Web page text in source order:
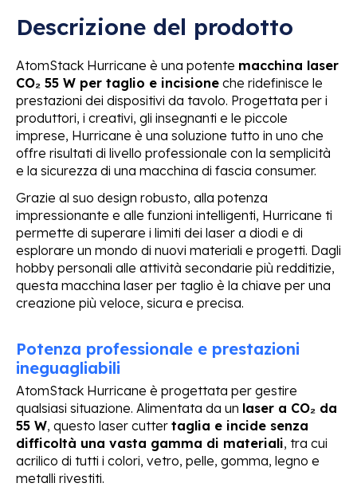
Descrizione del prodotto
AtomStack Hurricane è una potente macchina laser
CO₂ 55 W per taglio e incisione che ridefinisce le
prestazioni dei dispositivi da tavolo. Progettata per i
produttori, i creativi, gli insegnanti e le piccole
imprese, Hurricane è una soluzione tutto in uno che
offre risultati di livello professionale con la semplicità
e la sicurezza di una macchina di fascia consumer.
Grazie al suo design robusto, alla potenza
impressionante e alle funzioni intelligenti, Hurricane ti
permette di superare i limiti dei laser a diodi e di
esplorare un mondo di nuovi materiali e progetti. Dagli
hobby personali alle attività secondarie più redditizie,
questa macchina laser per taglio è la chiave per una
creazione più veloce, sicura e precisa.
Potenza professionale e prestazioni
ineguagliabili
AtomStack Hurricane è progettata per gestire
qualsiasi situazione. Alimentata da un laser a CO₂ da
55 W, questo laser cutter taglia e incide senza
difficoltà una vasta gamma di materiali, tra cui
acrilico di tutti i colori, vetro, pelle, gomma, legno e
metalli rivestiti.